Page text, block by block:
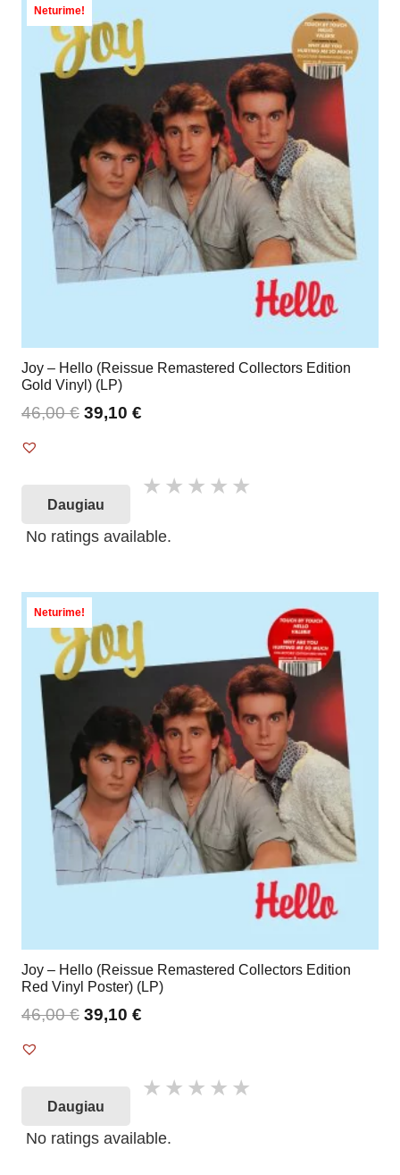
Neturime!
Joy – Hello (Reissue Remastered Collectors Edition
Gold Vinyl) (LP)
46,00€ 39,10 €
Daugiau
No ratings available.
Neturime!
Joy – Hello (Reissue Remastered Collectors Edition
Red Vinyl Poster) (LP)
46,00€ 39,10 €
Daugiau
No ratings available.